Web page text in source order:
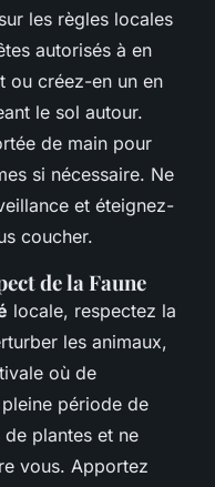
les règles locales
autorisés à en
ou créez-en un en
le sol autour.
de main pour
si nécessaire. Ne
et éteignez-
coucher.
de la Faune
locale, respectez la
les animaux,
où de
période de
plantes et ne
vous. Apportez